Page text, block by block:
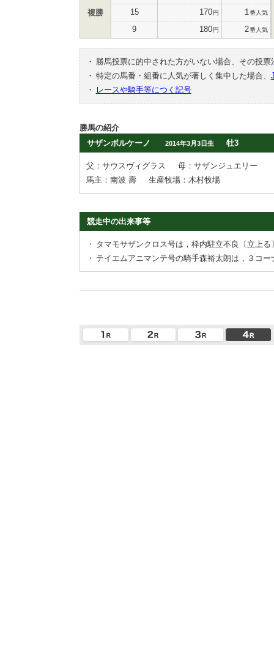
複勝 15 170円 1 番人気
9 180円 2番人気
・
勝馬投票に的中された方がいない場合、その投
・ 特定の馬番・組番に人気が著しく集中した場合、
・
レースや騎手等につく記号
勝馬の紹介
サザンボルケーノ
2014年3月3日生 牡3
父：サウスヴィグラス
母：サザンジュエリー
馬主：南波 壽
生産牧場：木村牧場
競走中の出来事等
・ タマモサザンクロス号は，枠内駐立不良〔立上る
・ テイエムアニマンテ号の騎手森裕太朗は，３コ